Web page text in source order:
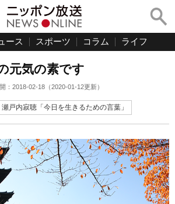
ース スポーツ コラム ライフ
元気の素です
： 2018-02-18 （2020-01-12更新）
瀬戸内寂聴「今日を生きるための言葉」